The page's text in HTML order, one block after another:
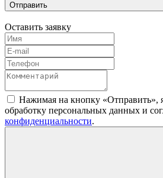
Отправить
Оставить заявку
Нажимая на кнопку «Отправить»,
обработку персональных данных и
конфиденциальности.